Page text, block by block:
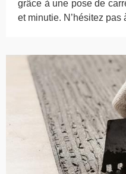
grâce à une pose de
et minutie. N’hésitez pas